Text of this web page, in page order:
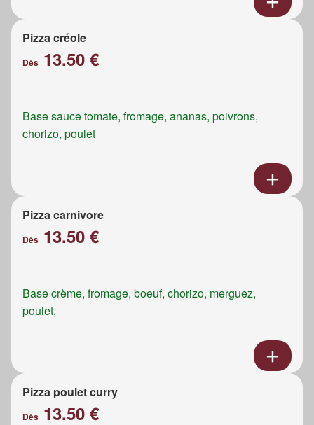
Pizza créole
Dès 13.50 €
Base sauce tomate, fromage, ananas, poivrons,
chorizo, poulet
Pizza carnivore
Dès 13.50 €
Base crème, fromage, boeuf, chorizo, merguez,
poulet,
Pizza poulet curry
Dès 13.50 €